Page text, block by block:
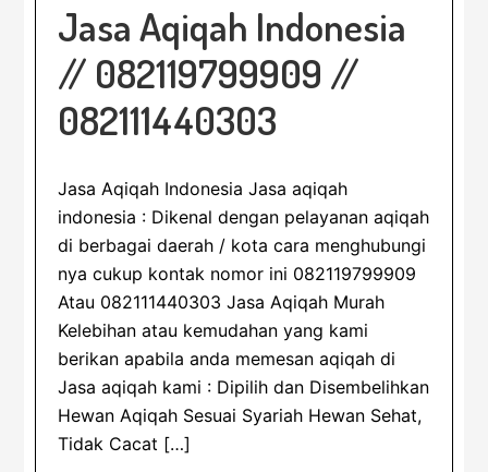
Jasa Aqiqah Indonesia
// 082119799909 //
082111440303
Jasa Aqiqah Indonesia Jasa aqiqah
indonesia : Dikenal dengan pelayanan aqiqah
di berbagai daerah / kota cara menghubungi
nya cukup kontak nomor ini 082119799909
Atau 082111440303 Jasa Aqiqah Murah
Kelebihan atau kemudahan yang kami
berikan apabila anda memesan aqiqah di
Jasa aqiqah kami : Dipilih dan Disembelihkan
Hewan Aqiqah Sesuai Syariah Hewan Sehat,
Tidak Cacat […]